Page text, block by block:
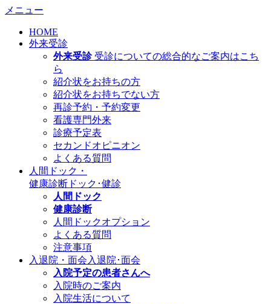
メニュー
HOME
外来受診
外来受診 受診についての総合的なご案内はこち
ら
紹介状をお持ちの方
紹介状をお持ちでない方
再診予約・予約変更
看護専門外来
診療予定表
セカンドオピニオン
よくある質問
人間ドック・
健康診断 ドック･健診
人間ドック
健康診断
人間ドックオプション
よくある質問
注意事項
入退院・面会 入退院･面会
入院予定の患者さんへ
入院時のご案内
入院生活について